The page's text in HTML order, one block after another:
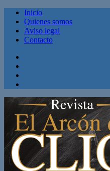
Inicio
Quienes somos
Aviso legal
Contacto